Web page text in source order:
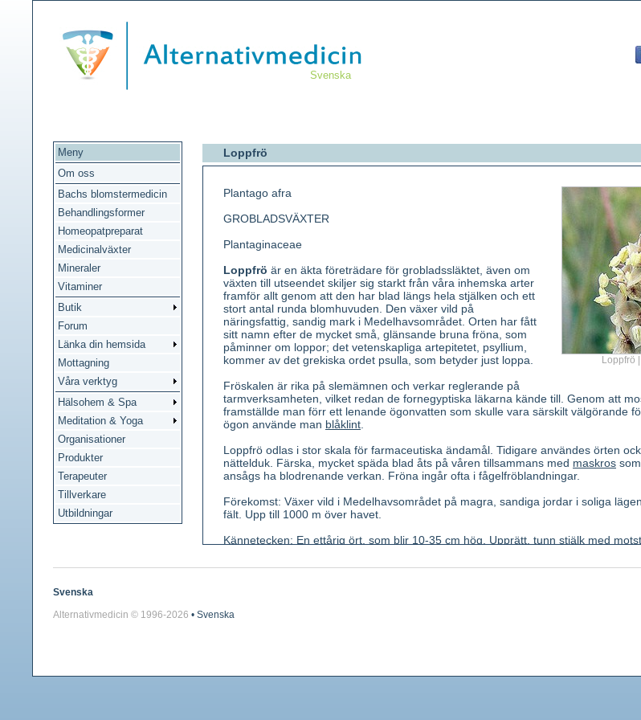
Svenska
Meny
Om oss
Bachs blomstermedicin
Behandlingsformer
Homeopatpreparat
Medicinalväxter
Mineraler
Vitaminer
Butik
Forum
Länka din hemsida
Mottagning
Våra verktyg
Hälsohem & Spa
Meditation & Yoga
Organisationer
Produkter
Terapeuter
Tillverkare
Utbildningar
Loppfrö
Loppfrö
Plantago afra
GROBLADSVÄXTER
Plantaginaceae
Loppfrö är en äkta företrädare för grobladssläktet, även om
växten till utseendet skiljer sig starkt från våra inhemska arter
framför allt genom att den har blad längs hela stjälken och ett
stort antal runda blomhuvuden. Den växer vild på
näringsfattig, sandig mark i Medelhavsområdet. Orten har fått
sitt namn efter de mycket små, glänsande bruna fröna, som
påminner om loppor; det vetenskapliga artepitetet, psyllium,
kommer av det grekiska ordet psulla, som betyder just loppa.
Fröskalen är rika på slemämnen och verkar reglerande på
tarmverksamheten, vilket redan de fornegyptiska läkarna kände till. Genom att
framställde man förr ett lenande ögonvatten som skulle vara särskilt välgörande
ögon använde man blåklint
Loppfrö odlas i stor skala för farmaceutiska ändamål. Tidigare användes örten
nättelduk. Färska, mycket späda blad åts på våren tillsammans med maskros
ansågs ha blodrenande verkan. Fröna ingår ofta i fågelfröblandningar.
Förekomst: Växer vild i Medelhavsområdet på magra, sandiga jordar i soliga
fält. Upp till 1000 m över havet.
Kännetecken: En ettårig ört, som blir 10-35 cm hög. Upprätt, tunn stjälk med
körtelförsedda och håriga. Blommor vitaktiga (april-juli), små och talrika, i
Använda växtdelar: Frön och fröskal.
Svenska
Alternativmedicin © 1996-2026 • Svenska